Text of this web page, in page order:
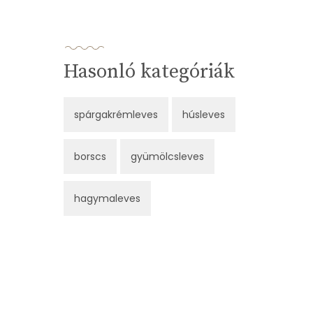
Hasonló kategóriák
spárgakrémleves húsleves
borscs gyümölcsleves
hagymaleves